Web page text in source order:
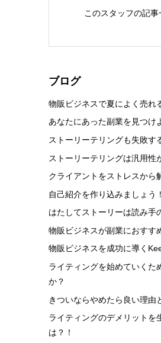
このスタッフの記事
ブログ
物販ビジネスで夏によく売れ
あなたにあった副業を見つけ
ストーリーテリングも失敗す
ストーリーテリングは汎用性
クライアントをストレスから
自己紹介を作り込みましょう！
はたしてストーリーは読み手
物販ビジネスが副業におすす
物販ビジネスを成功に導く
ライティングを始めていくた
か？
きついならやめたら良い理由
ライティングのデメリットを
は？！